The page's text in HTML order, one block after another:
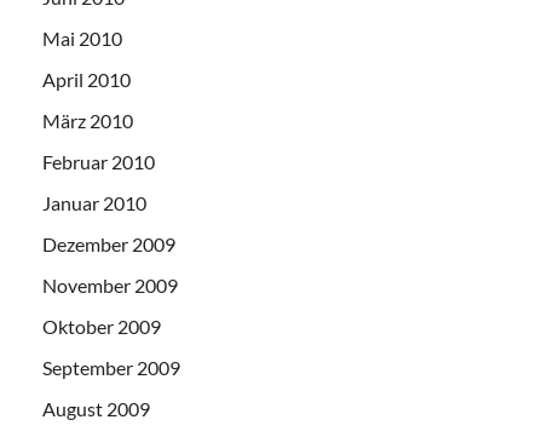
Mai 2010
April 2010
März 2010
Februar 2010
Januar 2010
Dezember 2009
November 2009
Oktober 2009
September 2009
August 2009